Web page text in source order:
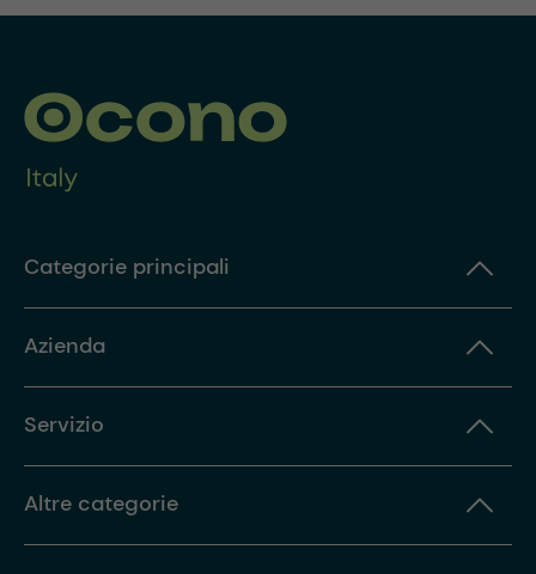
Categorie principali
Azienda
Servizio
Altre categorie